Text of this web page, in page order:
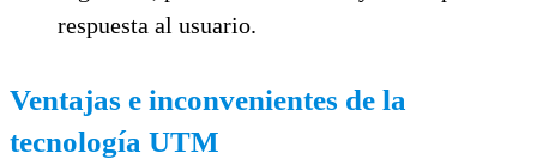
respuesta al usuario.
Ventajas e inconvenientes de la
tecnología UTM